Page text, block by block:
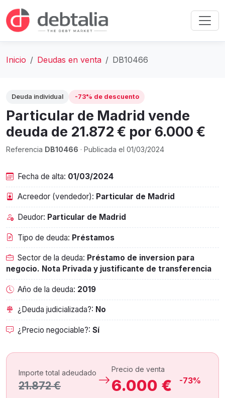
Inicio Deudas en venta DB10466
Deuda individual -73% de descuento
Particular de Madrid vende
deuda de 21.872 € por 6.000 €
Referencia DB10466 · Publicada el 01/03/2024
Fecha de alta: 01/03/2024
Acreedor (vendedor): Particular de Madrid
Deudor: Particular de Madrid
Tipo de deuda: Préstamos
Sector de la deuda: Préstamo de inversion para
negocio. Nota Privada y justificante de transferencia
Año de la deuda: 2019
¿Deuda judicializada?: No
¿Precio negociable?: Sí
Importe total adeudado
21.872 €
Precio de venta
6.000 € -73%